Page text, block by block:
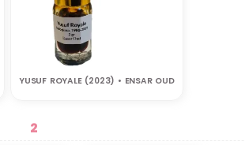
YUSUF ROYALE (2023) • ENSAR OUD
2